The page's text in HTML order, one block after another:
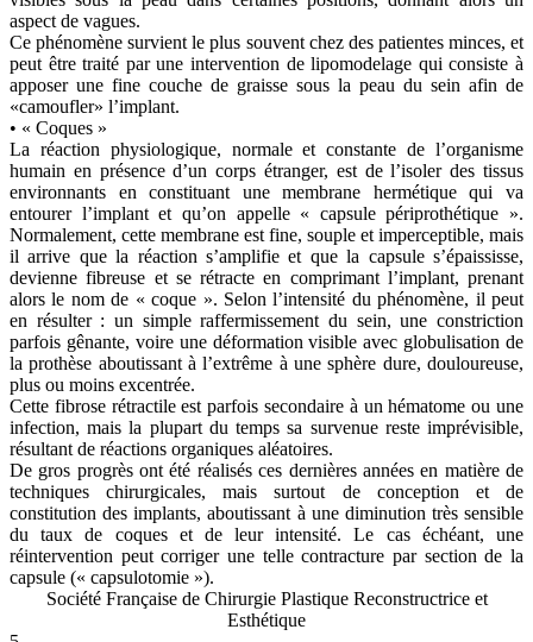
aspect de vagues.
Ce phénomène survient le plus souvent chez des patientes minces, et
peut être traité par une intervention de lipomodelage qui consiste à
apposer une fine couche de graisse sous la peau du sein afin de
«camoufler» l’implant.
• « Coques »
La réaction physiologique, normale et constante de l’organisme
humain en présence d’un corps étranger, est de l’isoler des tissus
environnants en constituant une membrane hermétique qui va
entourer l’implant et qu’on appelle « capsule périprothétique ».
Normalement, cette membrane est fine, souple et imperceptible, mais
il arrive que la réaction s’amplifie et que la capsule s’épaississe,
devienne fibreuse et se rétracte en comprimant l’implant, prenant
alors le nom de « coque ». Selon l’intensité du phénomène, il peut
en résulter : un simple raffermissement du sein, une constriction
parfois gênante, voire une déformation visible avec globulisation de
la prothèse aboutissant à l’extrême à une sphère dure, douloureuse,
plus ou moins excentrée.
Cette fibrose rétractile est parfois secondaire à un hématome ou une
infection, mais la plupart du temps sa survenue reste imprévisible,
résultant de réactions organiques aléatoires.
De gros progrès ont été réalisés ces dernières années en matière de
techniques chirurgicales, mais surtout de conception et de
constitution des implants, aboutissant à une diminution très sensible
du taux de coques et de leur intensité. Le cas échéant, une
réintervention peut corriger une telle contracture par section de la
capsule (« capsulotomie »).
Société Française de Chirurgie Plastique Reconstructrice et
Esthétique